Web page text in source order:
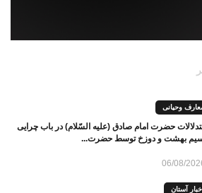
وحیانی
حضرت امام صادق (علیه السّلام) در باب چرایی
بهشت و دوزخ توسط حضرت...
06/08/
اخبار آستان